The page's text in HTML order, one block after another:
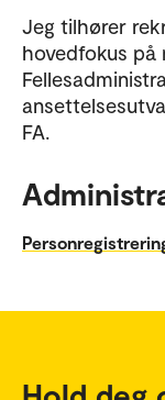
Jeg tilhører
hovedfokus
FA.